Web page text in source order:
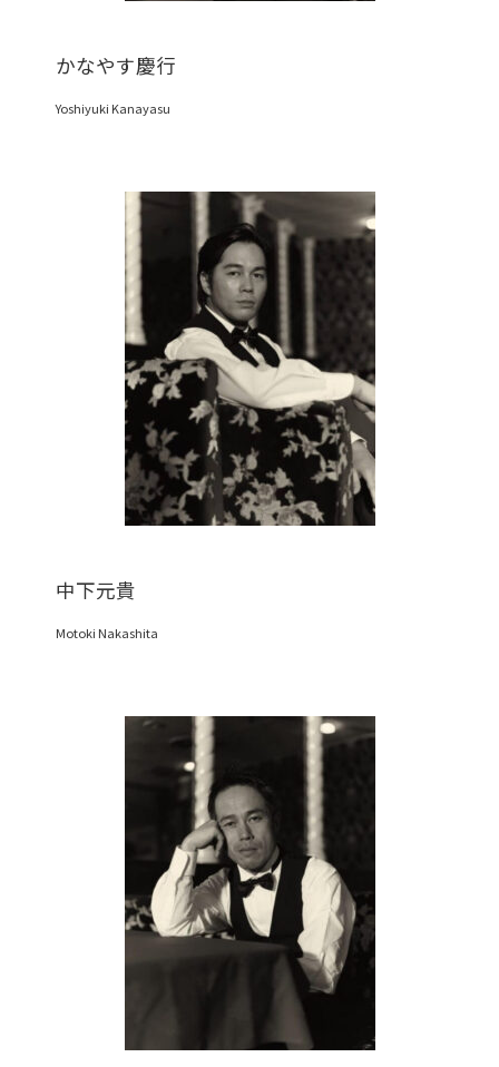
かなやす慶行
Yoshiyuki Kanayasu
中下元貴
Motoki Nakashita